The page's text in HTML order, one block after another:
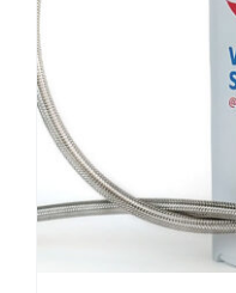
the
product
page